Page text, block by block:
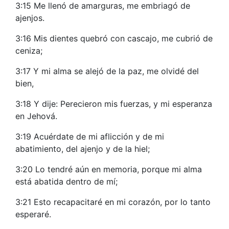
3:15 Me llenó de amarguras, me embriagó de
ajenjos.
3:16 Mis dientes quebró con cascajo, me cubrió de
ceniza;
3:17 Y mi alma se alejó de la paz, me olvidé del
bien,
3:18 Y dije: Perecieron mis fuerzas, y mi esperanza
en Jehová.
3:19 Acuérdate de mi aflicción y de mi
abatimiento, del ajenjo y de la hiel;
3:20 Lo tendré aún en memoria, porque mi alma
está abatida dentro de mí;
3:21 Esto recapacitaré en mi corazón, por lo tanto
esperaré.